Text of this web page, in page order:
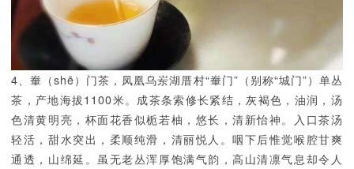
4、輋（shē）门茶，凤凰乌岽湖厝村“輋门”（别称“城门”）单丛
茶，产地海拔1100米。成茶条索修长紧结，灰褐色，油润，汤
色清黄明亮，杯面花香似栀若柚，悠长，清新怡神。入口茶汤
轻活，甜水突出，柔顺纯滑，清丽悦人。咽下后惟觉喉腔甘爽
通透，山绵延。虽无老丛浑厚饱满气韵，高山清凛气息却令人